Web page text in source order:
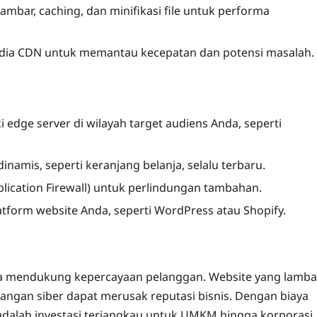
caching, dan minifikasi file untuk performa
CDN untuk memantau kecepatan dan potensi masalah.
edge server di wilayah target audiens Anda, seperti
seperti keranjang belanja, selalu terbaru.
Firewall) untuk perlindungan tambahan.
website Anda, seperti WordPress atau Shopify.
kepercayaan pelanggan. Website yang
siber dapat merusak reputasi bisnis. Dengan biaya